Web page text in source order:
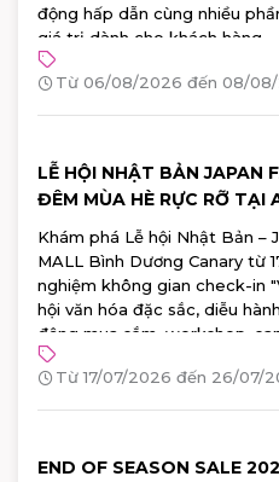
động hấp dẫn cùng nhiều
giá trị dành cho khách hàng.
Từ 06/08/2026 đến 08/
LỄ HỘI NHẬT BẢN JAPAN
ĐÊM MÙA HÈ RỰC RỠ TẠI
Khám phá Lễ hội Nhật Bản –
MALL Bình Dương Canary từ
nghiệm không gian check-in
hội văn hóa đặc sắc, diễu
động mua sắm, workshop,
thương hiệu Nhật Bản hàng
Từ 17/07/2026 đến 26/07/
END OF SEASON SALE